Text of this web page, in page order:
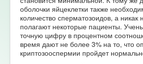
оболочки яйцеклетки также
количество сперматозоидов, а никак
полагают некоторые пациенты.
точную цифру в процентном
время дают не более 3% на то, что
криптозооспермии пройдет